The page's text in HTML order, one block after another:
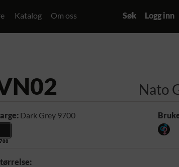
Katalog Om oss Søk Logg inn
Nato
Dark Grey 9700